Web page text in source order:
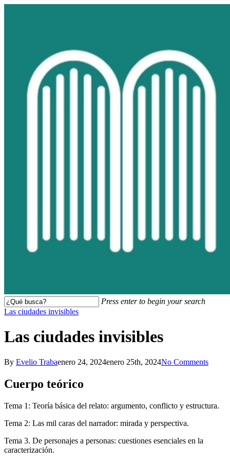
Press enter to begin your search
Close
Las ciudades invisibles
Las ciudades invisibles
By Evelio Trabaenero 24, 2024enero 25th, 2024No Comments
Cuerpo teórico
Tema 1: Teoría básica del relato: argumento, conflicto y estructura.
Tema 2: Las mil caras del narrador: mirada y perspectiva.
Tema 3. De personajes a personas: cuestiones esenciales en la
caracterización.